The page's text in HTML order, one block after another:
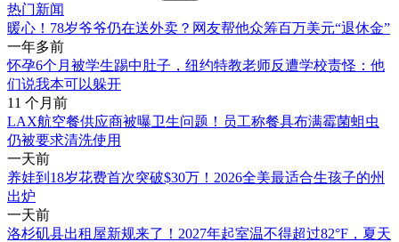
热门新闻
暖心！78岁爷爷仍在送外卖？网友帮他众筹百万美元“退休金”
一年多前
怀孕6个月被学生踢中肚子，纽约特教老师反遭学校责怪：他
们说我本可以躲开
11 个月前
LAX航空餐供应商被曝卫生问题！员工称餐具布满霉菌蛆虫
仍被要求清洗使用
一天前
养娃到18岁花费首次突破$30万！2026全美最适合生孩子的州
出炉
一天前
洛杉矶县出租屋新规来了！2027年起室温不得超过82°F，夏天